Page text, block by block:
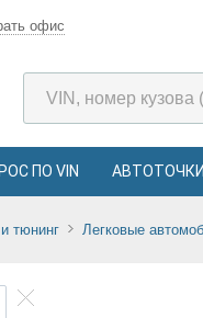
офис
ПО VIN АВТОТОЧКИ
тюнинг Легковые